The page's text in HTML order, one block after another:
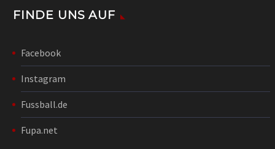
FINDE UNS AUF
Facebook
Instagram
Fussball.de
Fupa.net